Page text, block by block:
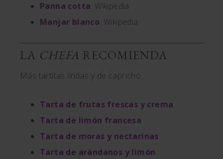
Panna cotta. Wikipedia
Manjar blanco. Wikipedia
LA CHEFA RECOMIENDA
Más tartitas lindas y de capricho:
Tarta de frutas frescas y crema
Tarta de limón francesa
Tarta de moras y nectarinas
Tarta de arándanos y limón